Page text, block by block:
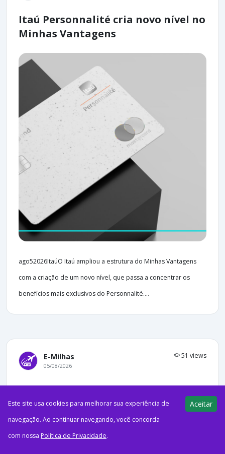
Itaú Personnalité cria novo nível no
Minhas Vantagens
ago52026ItaúO Itaú ampliou a estrutura do Minhas Vantagens
com a criação de um novo nível, que passa a concentrar os
benefícios mais exclusivos do Personnalité....
E-Milhas 51 views
05/08/2026
17 anos! Azul Fidelidade oferece até
120% de bônus na transferência do
Sicredi — ganhe 3.500 pontos na 1ª
transferência
Este site usa cookies para melhorar sua experiência de
navegação. Ao continuar navegando, você concorda
com nossa Política de Privacidade.
Aceitar